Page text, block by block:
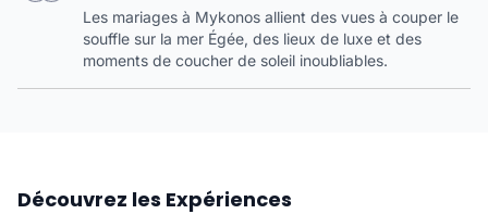
Les mariages à Mykonos allient des vues à couper le
souffle sur la mer Égée, des lieux de luxe et des
moments de coucher de soleil inoubliables.
Découvrez les Expériences